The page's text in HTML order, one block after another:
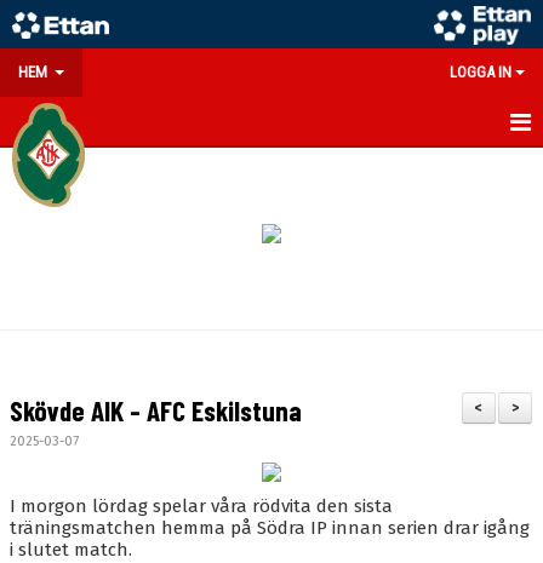
HEM LOGGA IN
GÅ PÅ MATCH
DOKUMENT
BLI MEDLEM
>
<
Skövde AIK - AFC Eskilstuna
2025-03-07
I morgon lördag spelar våra rödvita den sista
träningsmatchen hemma på Södra IP innan serien drar igång
i slutet match.